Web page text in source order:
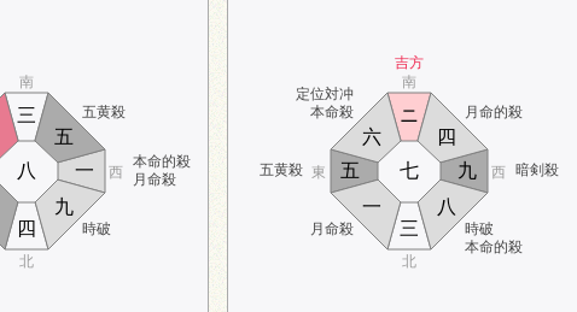
五黄殺
本命的殺
月命殺
時破
南
北
西
四
五
八
九
一
三
定位対冲
本命殺
吉方
月命的殺
五黄殺 暗剣殺
月命殺
時破
本命的殺
南
北
東 西
三
四
五
六
七
八
九
一
ニ